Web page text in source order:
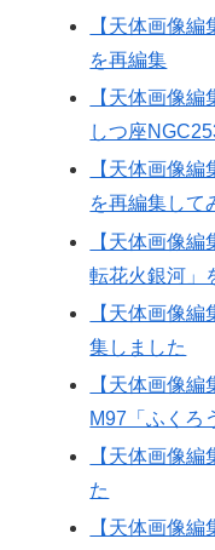
【天体画像
を再編集
【天体画像
しつ座
【天体画像
を再編集して
【天体画像
転花火銀河」
【天体画像
集しました
【天体画像
M97「ふくろ
【天体画像
た
【天体画像